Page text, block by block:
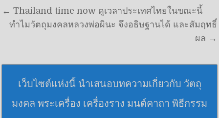
แนะแนวเรื่อง
← Thailand time now ดูเวลาประเทศไทยในขณะนี้
ทำไมวัตถุมงคลหลวงพ่อผินะ จึงอธิษฐานได้ และสัมฤทธิ์
ผล →
เว็บไซต์แห่งนี้ นำเสนอบทความเกี่ยวกับ วัตถุ
มงคล พระเครื่อง เครื่องราง มนต์คาถา พิธีกรรม